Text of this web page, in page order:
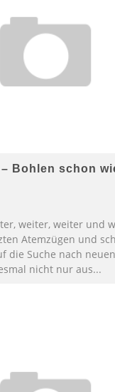
Bohlen schon
weiter, weiter und
Atemzügen und
die Suche nach
nicht nur aus...